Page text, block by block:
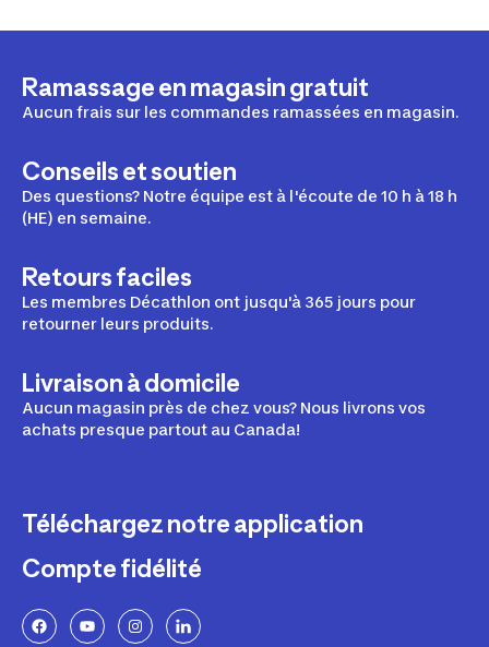
Ramassage en magasin gratuit
Aucun frais sur les commandes ramassées en magasin.
Conseils et soutien
Des questions? Notre équipe est à l'écoute de 10 h à 18 h
(HE) en semaine.
Retours faciles
Les membres Décathlon ont jusqu'à 365 jours pour
retourner leurs produits.
Livraison à domicile
Aucun magasin près de chez vous? Nous livrons vos
achats presque partout au Canada!
Téléchargez notre application
Compte fidélité